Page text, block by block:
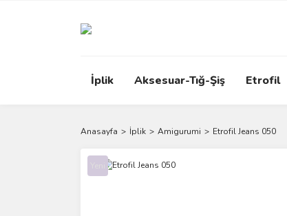
İplik Aksesuar-Tığ-Şiş Etrofil
Anasayfa İplik Amigurumi Etrofil Jeans 050